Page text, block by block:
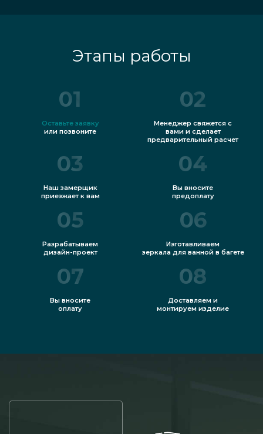
Этапы работы
01
Оставьте заявку
или позвоните
02
Менеджер свяжется с
вами и сделает
предварительный расчет
03
Наш замерщик
приезжает к вам
04
Вы вносите
предоплату
05
Разрабатываем
дизайн-проект
06
Изготавливаем
зеркала для ванной в багете
07
Вы вносите
оплату
08
Доставляем и
монтируем изделие